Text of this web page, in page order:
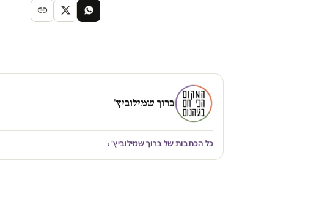
ברוך שמילוביץ'
כל הכתבות של ברוך שמילוביץ' ›